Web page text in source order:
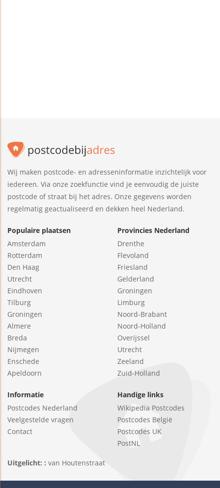
Wij maken postcode- en adresseninformatie inzichtelijk voor
iedereen. Via onze zoekfunctie vind je eenvoudig de juiste
postcode of straat bij het adres. Onze gegevens worden
regelmatig geactualiseerd en dekken heel Nederland.
Populaire plaatsen
Amsterdam
Rotterdam
Den Haag
Utrecht
Eindhoven
Tilburg
Groningen
Almere
Breda
Nijmegen
Enschede
Apeldoorn
Provincies Nederland
Drenthe
Flevoland
Friesland
Gelderland
Groningen
Limburg
Noord-Brabant
Noord-Holland
Overijssel
Utrecht
Zeeland
Zuid-Holland
Informatie
Postcodes Nederland
Veelgestelde vragen
Contact
Handige links
Wikipedia Postcodes
Postcodes België
Postcodes UK
PostNL
Uitgelicht: : van Houtenstraat